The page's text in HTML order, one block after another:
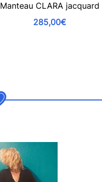
Manteau CLARA jacquard
285,00€